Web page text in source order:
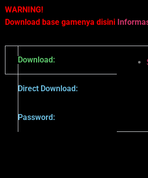
WARNING!
Download base gamenya disini
Download:
Direct Download:
Password: